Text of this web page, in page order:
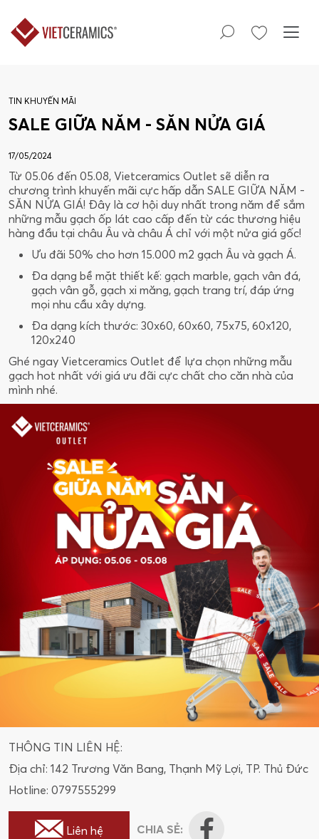
TIN KHUYẾN MÃI
SALE GIỮA NĂM - SĂN NỬA GIÁ
17/05/2024
Từ 05.06 đến 05.08, Vietceramics Outlet sẽ diễn ra
chương trình khuyến mãi cực hấp dẫn SALE GIỮA NĂM -
SĂN NỬA GIÁ! Đây là cơ hội duy nhất trong năm để sắm
những mẫu gạch ốp lát cao cấp đến từ các thương hiệu
hàng đầu tại châu Âu và châu Á chỉ với một nửa giá gốc!
Ưu đãi 50% cho hơn 15.000 m2 gạch Âu và gạch Á.
Đa dạng bề mặt thiết kế: gạch marble, gạch vân đá,
gạch vân gỗ, gạch xi măng, gạch trang trí, đáp ứng
mọi nhu cầu xây dựng.
Đa dạng kích thước: 30x60, 60x60, 75x75, 60x120,
120x240
Ghé ngay Vietceramics Outlet để lựa chọn những mẫu
gạch hot nhất với giá ưu đãi cực chất cho căn nhà của
mình nhé.
THÔNG TIN LIÊN HỆ:
Địa chỉ: 142 Trương Văn Bang, Thạnh Mỹ Lợi, TP. Thủ Đức
Hotline: 0797555299
Liên hệ CHIA SẺ: